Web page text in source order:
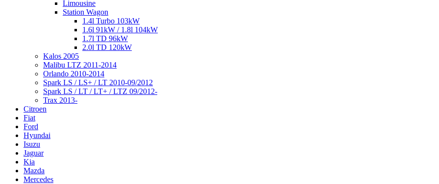
Limousine
Station Wagon
1.4l Turbo 103kW
1.6l 91kW / 1.8l 104kW
1.7l TD 96kW
2.0l TD 120kW
Kalos 2005
Malibu LTZ 2011-2014
Orlando 2010-2014
Spark LS / LS+ / LT 2010-09/2012
Spark LS / LT / LT+ / LTZ 09/2012-
Trax 2013-
Citroen
Fiat
Ford
Hyundai
Isuzu
Jaguar
Kia
Mazda
Mercedes